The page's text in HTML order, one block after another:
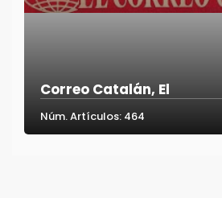
Correo Catalán, El
Núm. Artículos: 464